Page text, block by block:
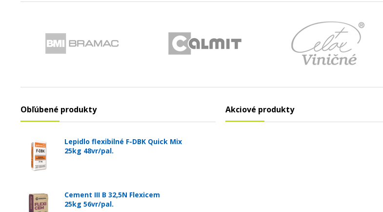
Obľúbené produkty
Lepidlo flexibilné F-DBK Quick Mix
25kg 48vr/pal.
Cement III B 32,5N Flexicem
25kg 56vr/pal.
Akciové produkty